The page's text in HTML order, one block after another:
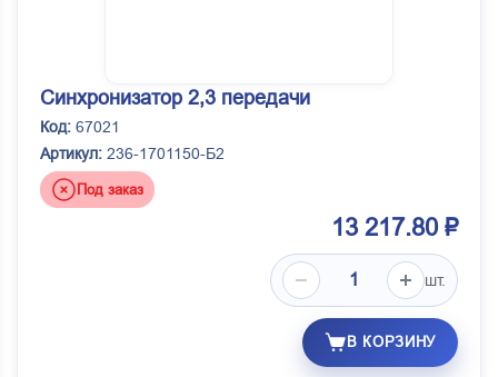
Синхронизатор 2,3 передачи
Код: 67021
Артикул: 236-1701150-Б2
Под заказ
13 217.80 ₽
шт.
В КОРЗИНУ